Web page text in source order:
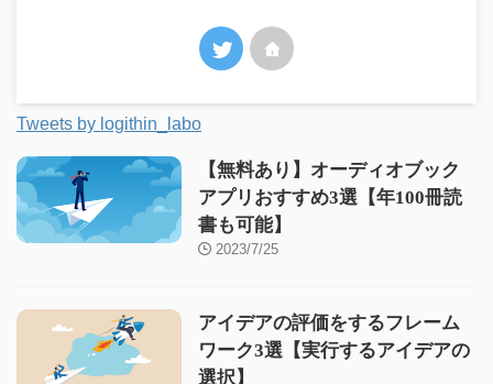
Tweets by logithin_labo
【無料あり】オーディオブック
アプリおすすめ3選【年100冊読
書も可能】
2023/7/25
アイデアの評価をするフレーム
ワーク3選【実行するアイデアの
選択】